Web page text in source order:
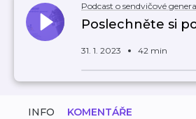
Podcast o sendvičové
Poslechněte si
31. 1. 2023 42 min
INFO KOMENTÁŘE